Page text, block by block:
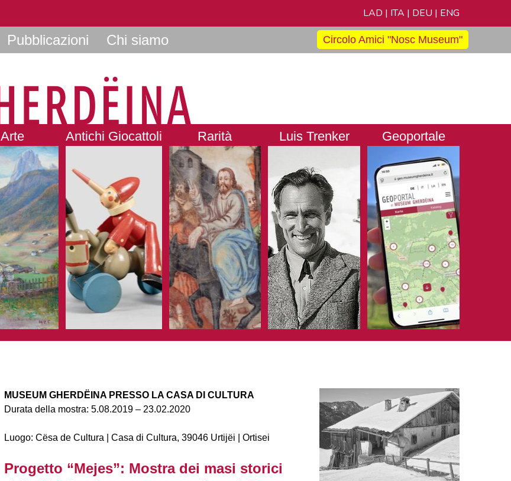
LAD | ITA | DEU | ENG
Pubblicazioni Chi siamo Circolo Amici "Nosc Museum"
Arte Antichi Giocattoli Rarità Luis Trenker Geoportale
MUSEUM GHERDËINA PRESSO LA CASA DI CULTURA
Durata della mostra: 5.08.2019 – 23.02.2020
Luogo: Cësa de Cultura | Casa di Cultura, 39046 Urtijëi | Ortisei
Progetto “Mejes”: Mostra dei masi storici